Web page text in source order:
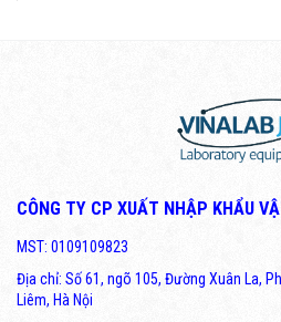
CÔNG TY CP XUẤT NHẬP KHẨU
MST: 0109109823
Địa chỉ: Số 61, ngõ 105, Đường Xuân La,
Liêm, Hà Nội